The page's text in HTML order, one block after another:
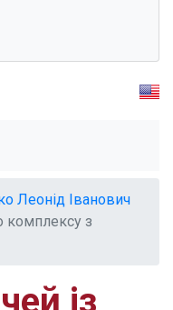
Леонід Іванович
комплексу з